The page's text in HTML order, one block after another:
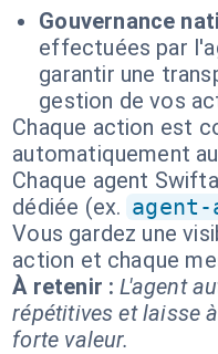
Gouvernance
effectuées par
garantir une
gestion de vos
Chaque action est
automatiquement
Chaque agent
dédiée (ex.
Vous gardez une
action et chaque
À retenir : L'agent
répétitives et laisse
forte valeur.